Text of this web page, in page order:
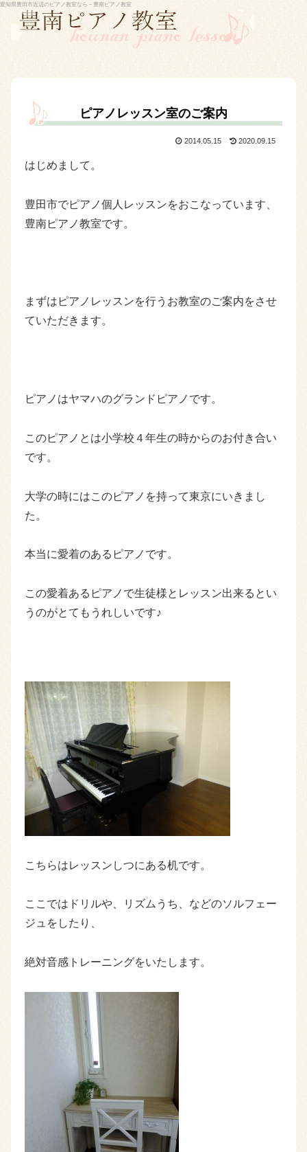
愛知県豊田市近辺のピアノ教室なら－豊南ピアノ教室
ピアノレッスン室のご案内
2014.05.15 2020.09.15
はじめまして。
豊田市でピアノ個人レッスンをおこなっています、
豊南ピアノ教室です。
まずはピアノレッスンを行うお教室のご案内をさせ
ていただきます。
ピアノはヤマハのグランドピアノです。
このピアノとは小学校４年生の時からのお付き合い
です。
大学の時にはこのピアノを持って東京にいきまし
た。
本当に愛着のあるピアノです。
この愛着あるピアノで生徒様とレッスン出来るとい
うのがとてもうれしいです♪
こちらはレッスンしつにある机です。
ここではドリルや、リズムうち、などのソルフェー
ジュをしたり、
絶対音感トレーニングをいたします。